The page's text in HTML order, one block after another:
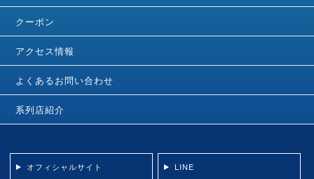
クーポン
アクセス情報
よくあるお問い合わせ
系列店紹介
オフィシャルサイト LINE